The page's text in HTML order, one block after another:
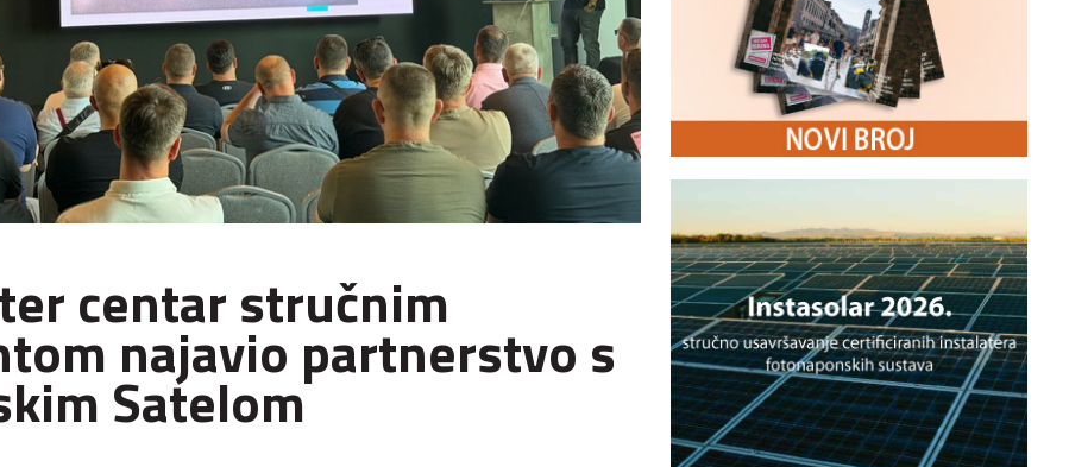
centar stručnim
najavio partnerstvo s
Satelom